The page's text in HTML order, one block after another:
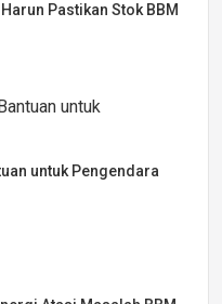
Pastikan Stok BBM
untuk Pengendara